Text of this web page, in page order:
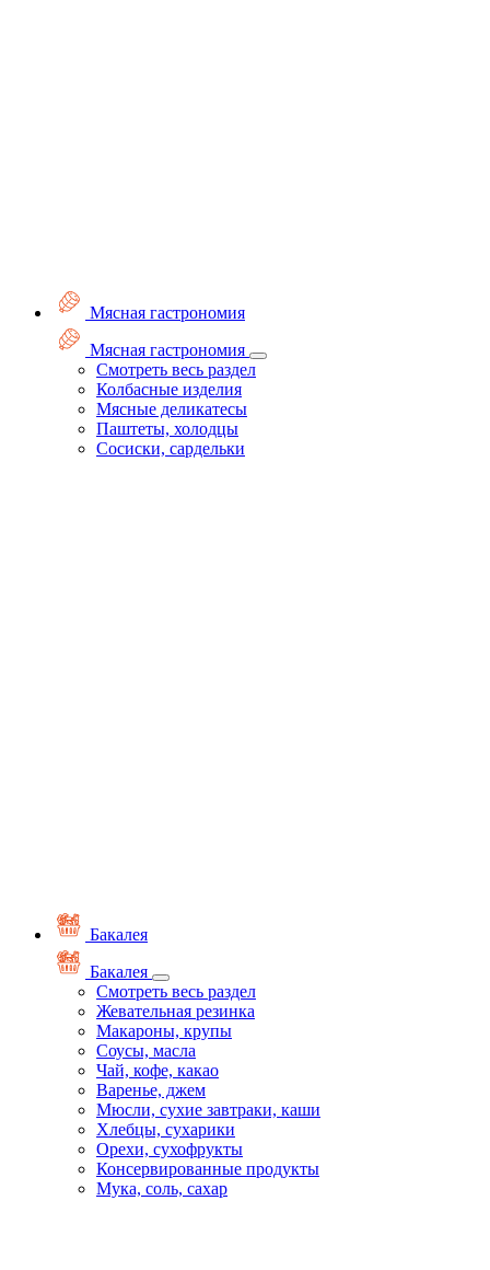
Мясная гастрономия
Мясная гастрономия
Смотреть весь раздел
Колбасные изделия
Мясные деликатесы
Паштеты, холодцы
Сосиски, сардельки
Бакалея
Бакалея
Смотреть весь раздел
Жевательная резинка
Макароны, крупы
Соусы, масла
Чай, кофе, какао
Варенье, джем
Мюсли, сухие завтраки, каши
Хлебцы, сухарики
Орехи, сухофрукты
Консервированные продукты
Мука, соль, сахар